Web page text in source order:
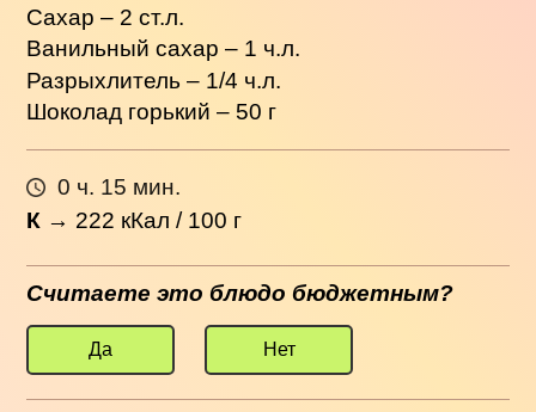
Сахар – 2 ст.л.
Ванильный сахар – 1 ч.л.
Разрыхлитель – 1/4 ч.л.
Шоколад горький – 50 г
0 ч. 15 мин.
К → 222 кКал / 100 г
Считаете это блюдо бюджетным?
Да Нет